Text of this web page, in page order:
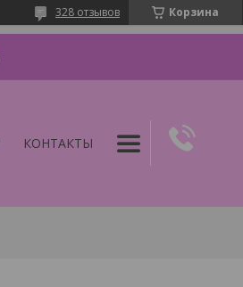
Корзина
328 отзывов
КОНТАКТЫ